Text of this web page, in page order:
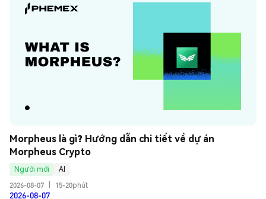
Morpheus là gì? Hướng dẫn chi tiết về dự án
Morpheus Crypto
Người mới
AI
2026-08-07
15-20phút
2026-08-07